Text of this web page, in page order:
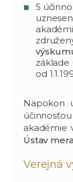
S
základe
od
Napokon
akadémie
Ústav
Verejná